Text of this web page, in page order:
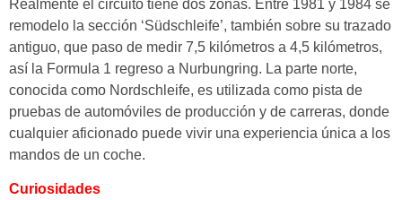
Realmente el circuito tiene dos zonas. Entre 1981 y 1984 se
remodelo la sección ‘Südschleife’, también sobre su trazado
antiguo, que paso de medir 7,5 kilómetros a 4,5 kilómetros,
así la Formula 1 regreso a Nurbungring. La parte norte,
conocida como Nordschleife, es utilizada como pista de
pruebas de automóviles de producción y de carreras, donde
cualquier aficionado puede vivir una experiencia única a los
mandos de un coche.
Curiosidades